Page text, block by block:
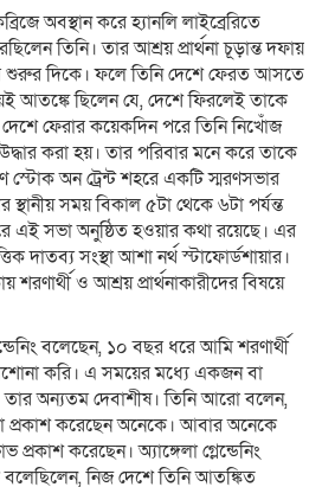
অবস্থান করে হ্যানলি লাইব্রেরিতে
তিনি। তার আশ্রয় প্রার্থনা চূড়ান্ত দফায়
শুরুর দিকে। ফলে তিনি দেশে ফেরত আসতে
আতঙ্কে ছিলেন যে, দেশে ফিরলেই তাকে
ফেরার কয়েকদিন পরে তিনি নিখোঁজ
করা হয়। তার পরিবার মনে করে তাকে
স্টোক অন ট্রেন্ট শহরে একটি স্মরণসভার
সময় বিকাল ৫টা থেকে ৬টা পর্যন্ত
এই সভা অনুষ্ঠিত হওয়ার কথা রয়েছে। এর
দাতব্য সংস্থা আশা নর্থ স্টাফোর্ডশায়ার।
ও আশ্রয় প্রার্থনাকারীদের বিষয়ে
বলেছেন, ১০ বছর ধরে আমি শরণার্থী
করি। এ সময়ের মধ্যে একজন বা
অন্যতম দেবাশীষ। তিনি আরো বলেন,
করেছেন অনেকে। আবার অনেকে
প্রকাশ করেছেন। অ্যাঙ্গেলা গ্লেন্ডেনিং
নিজ দেশে তিনি আতঙ্কিত